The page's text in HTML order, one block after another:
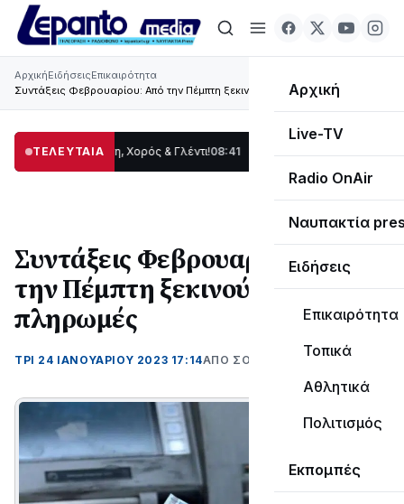
Αρχική
Live-TV
Radio OnAir
Ναυπακτία
Ειδήσεις
Επικαιρότητα
Τοπικά
Αθλητικά
Πολιτισμός
Εκπομπές
ΑρχικήΕιδήσειςΕπικαιρότητα
Συντάξεις Φεβρουαρίου: Από την Πέμπτη ξεκινούν οι πληρωμές
ΤΕΛΕΥΤΑΙΑ
Παράδοση, Χορός & Γλέντι!08:41 ΤΟ ΠΑΡΤΥ ΣΥΝΕΧΙΖΕΤΑΙ…
Συντάξεις Φεβρουαρίου: Από
την Πέμπτη ξεκινούν οι
πληρωμές
ΤΡΊ 24 ΙΑΝΟΥΑΡΊΟΥ 2023 17:14ΑΠΌ ΣΟΦΙΑ ΚΑΥΚΟΠΟΥΛΟΥ